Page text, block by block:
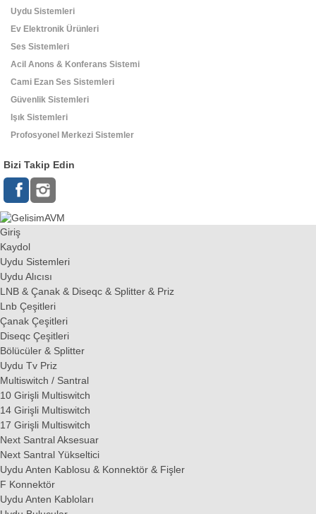
Uydu Sistemleri
Ev Elektronik Ürünleri
Ses Sistemleri
Acil Anons & Konferans Sistemi
Cami Ezan Ses Sistemleri
Güvenlik Sistemleri
Işık Sistemleri
Profosyonel Merkezi Sistemler
Bizi Takip Edin
Giriş
Kaydol
Uydu Sistemleri
Uydu Alıcısı
LNB & Çanak & Diseqc & Splitter & Priz
Lnb Çeşitleri
Çanak Çeşitleri
Diseqc Çeşitleri
Bölücüler & Splitter
Uydu Tv Priz
Multiswitch / Santral
10 Girişli Multiswitch
14 Girişli Multiswitch
17 Girişli Multiswitch
Next Santral Aksesuar
Next Santral Yükseltici
Uydu Anten Kablosu & Konnektör & Fişler
F Konnektör
Uydu Anten Kabloları